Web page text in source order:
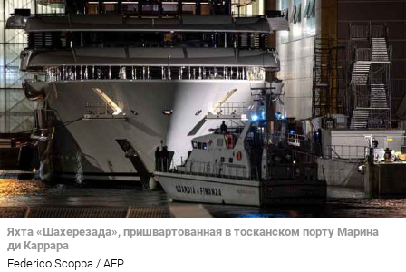
Яхта «Шахерезада», пришвартованная в тосканском порту Марина
ди Каррара
Federico Scoppa / AFP